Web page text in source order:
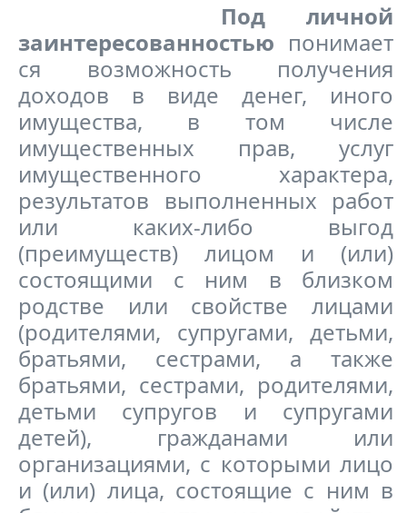
Под личной
заинтересованностью понимает
ся возможность получения
доходов в виде денег, иного
имущества, в том числе
имущественных прав, услуг
имущественного характера,
результатов выполненных работ
или каких-либо выгод
(преимуществ) лицом и (или)
состоящими с ним в близком
родстве или свойстве лицами
(родителями, супругами, детьми,
братьями, сестрами, а также
братьями, сестрами, родителями,
детьми супругов и супругами
детей), гражданами или
организациями, с которыми лицо
и (или) лица, состоящие с ним в